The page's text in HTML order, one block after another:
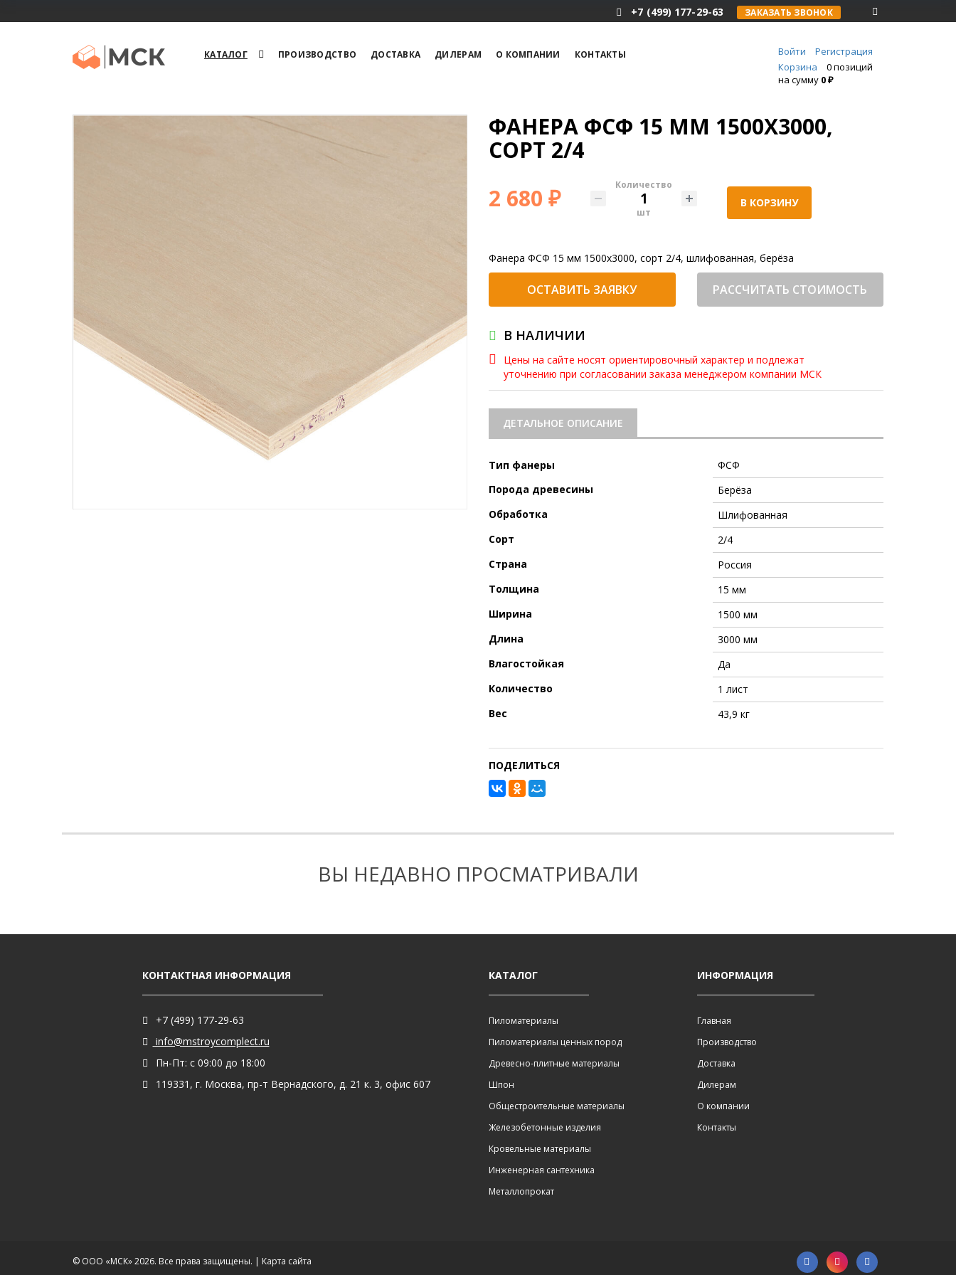
+7 (499) 177-29-63 ЗАКАЗАТЬ ЗВОНОК
КАТАЛОГ ПРОИЗВОДСТВО ДОСТАВКА ДИЛЕРАМ О КОМПАНИИ КОНТАКТЫ Войти
Регистрация
Корзина
0 позиций
на сумму 0 ₽
ФАНЕРА ФСФ 15 ММ 1500X3000,
СОРТ 2/4
2 680 ₽
Количество
шт
В КОРЗИНУ
Фанера ФСФ 15 мм 1500x3000, сорт 2/4, шлифованная, берёза
ОСТАВИТЬ ЗАЯВКУ РАССЧИТАТЬ СТОИМОСТЬ
В НАЛИЧИИ
Цены на сайте носят ориентировочный характер и подлежат
уточнению при согласовании заказа менеджером компании МСК
ДЕТАЛЬНОЕ ОПИСАНИЕ
Тип фанеры
ФСФ
Порода древесины
Берёза
Обработка
Шлифованная
Сорт
2/4
Страна
Россия
Толщина
15 мм
Ширина
1500 мм
Длина
3000 мм
Влагостойкая
Да
Количество
1 лист
Вес
43,9 кг
ПОДЕЛИТЬСЯ
ВЫ НЕДАВНО ПРОСМАТРИВАЛИ
КОНТАКТНАЯ ИНФОРМАЦИЯ
+7 (499) 177-29-63
info@mstroycomplect.ru
Пн-Пт: с 09:00 до 18:00
119331, г. Москва, пр-т Вернадского, д. 21 к. 3, офис 607
КАТАЛОГ
Пиломатериалы
Пиломатериалы ценных пород
Древесно-плитные материалы
Шпон
Общестроительные материалы
Железобетонные изделия
Кровельные материалы
Инженерная сантехника
Металлопрокат
ИНФОРМАЦИЯ
Главная
Производство
Доставка
Дилерам
О компании
Контакты
© ООО «МСК» 2026. Все права защищены. | Карта сайта